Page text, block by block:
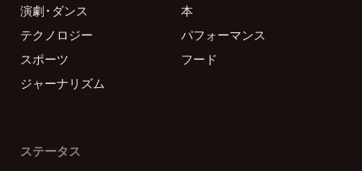
演劇・ダンス
本
テクノロジー
パフォーマンス
スポーツ
フード
ジャーナリズム
ステータス